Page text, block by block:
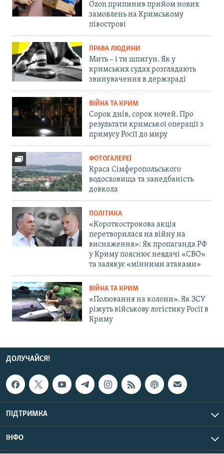
Ozon припинив прийом нових
замовлень на Кримському
півострові
ПРАВА ЛЮДИНИ
Мить – і ти шпигун. Як у
кримських судах розглядають
звинувачення в держзраді
ВІЙНА ТА КРИМ
Сорок днів, сорок ночей. Про
результати кримської операції з
примусу Росії до миру
ФОТОГАЛЕРЕЇ
Краса Сімферопольського
водосховища та занедбаність
довкола
ПОЛІТИКА
«Короткострокова акція
перетворилася на війну на
виснаження»: Як пропаганда РФ
у Криму пояснює невдачі «СВО»
та залякує «мінними атаками»
ВІЙНА ТА КРИМ
«Полювання на колони». Як ЗСУ
ріжуть військову логістику Росії в
Криму
ДОЛУЧАЙСЯ!
ПІДТРИМКА
ІНФО